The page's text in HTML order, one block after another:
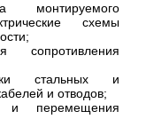
монтируемого
схемы
сопротивления
стальных и
и отводов;
и перемещения